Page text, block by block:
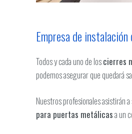
Empresa de
Todos y cada uno de loscierres
podemos asegurar que quedará
Nuestros profesionales asistirán
para puertas metálicasa un